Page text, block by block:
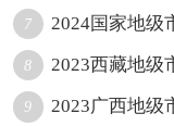
7 2024国家地级
8 2023西藏地级
9 2023广西地级